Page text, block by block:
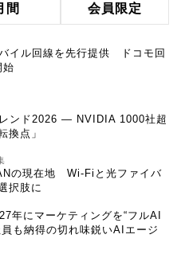
間 会員限定
イル回線を先行提供 ドコモ回
始
ンド2026 ― NVIDIA 1000社超
換点」
の現在地 Wi-Fiと光ファイバ
択肢に
年にマーケティングを“フルAI
も納得の切れ味鋭いAIエージ